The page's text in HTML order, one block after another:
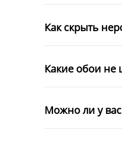
Как скрыть
Какие обои не
Можно ли у